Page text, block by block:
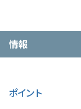
情報
ポイント